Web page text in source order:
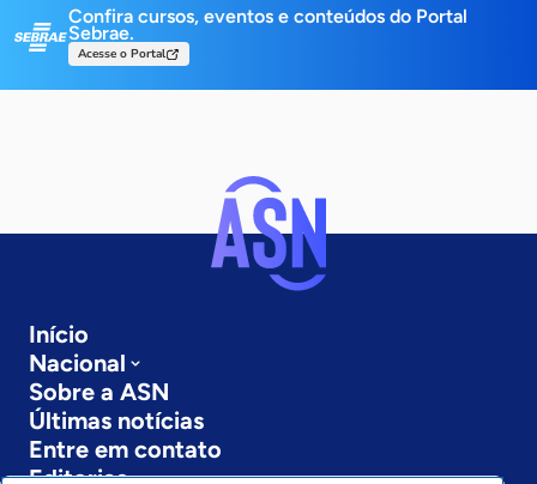
Confira cursos, eventos e conteúdos do Portal
Sebrae.
Acesse o Portal
Início
Nacional
Sobre a ASN
Últimas notícias
Entre em contato
Editorias